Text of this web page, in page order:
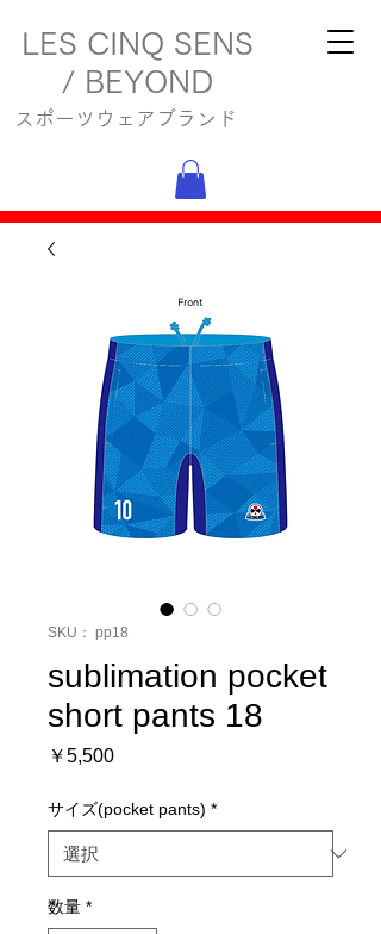
LES CINQ SENS
/ BEYOND
スポーツウェアブランド
SKU： pp18
sublimation pocket
short pants 18
￥5,500価
サイズ(pocket pants) *
数量 *